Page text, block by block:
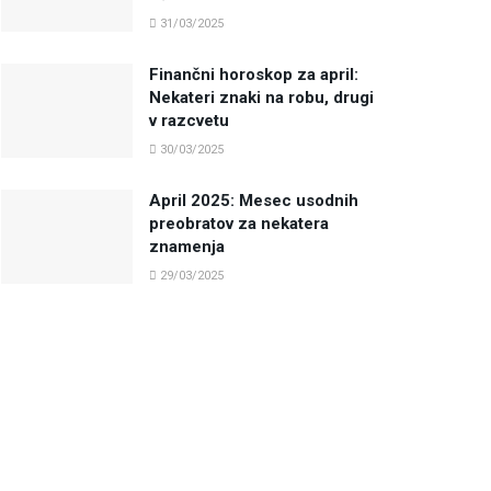
31/03/2025
Finančni horoskop za april:
Nekateri znaki na robu, drugi
v razcvetu
30/03/2025
April 2025: Mesec usodnih
preobratov za nekatera
znamenja
29/03/2025